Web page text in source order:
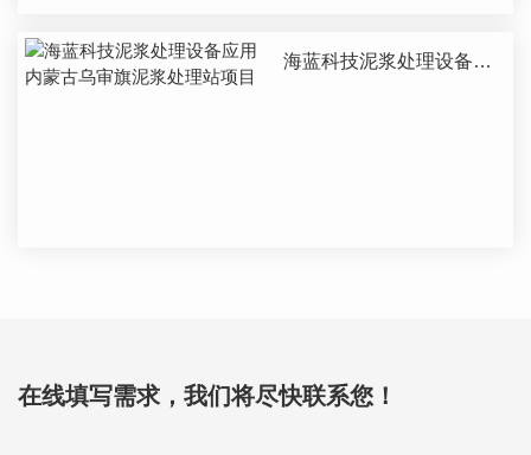
海蓝科技泥浆处理设备应
在线填写需求，我们将尽快联系您！